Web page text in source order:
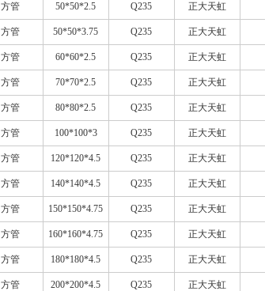
方管 50*50*2.5 Q235 正大天虹
方管 50*50*3.75 Q235 正大天虹
方管 60*60*2.5 Q235 正大天虹
方管 70*70*2.5 Q235 正大天虹
方管 80*80*2.5 Q235 正大天虹
方管 100*100*3 Q235 正大天虹
方管 120*120*4.5 Q235 正大天虹
方管 140*140*4.5 Q235 正大天虹
方管 150*150*4.75 Q235 正大天虹
方管 160*160*4.75 Q235 正大天虹
方管 180*180*4.5 Q235 正大天虹
方管 200*200*4.5 Q235 正大天虹